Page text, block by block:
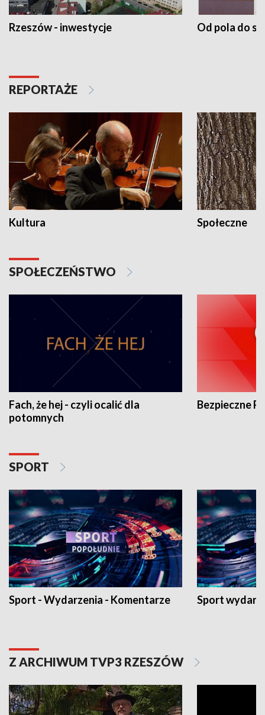
Rzeszów - inwestycje Od pola do
REPORTAŻE
Kultura Społeczne
SPOŁECZEŃSTWO
Fach, że hej - czyli ocalić dla
potomnych
Bezpieczne
SPORT
Sport - Wydarzenia - Komentarze Sport
Z ARCHIWUM TVP3 RZESZÓW